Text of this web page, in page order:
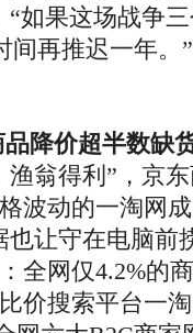
如果这场战争
间再推迟一年。”
降价超半数缺
翁得利”，京东
波动的一淘网
也让守在电脑前
全网仅4.2%的
搜索平台一淘